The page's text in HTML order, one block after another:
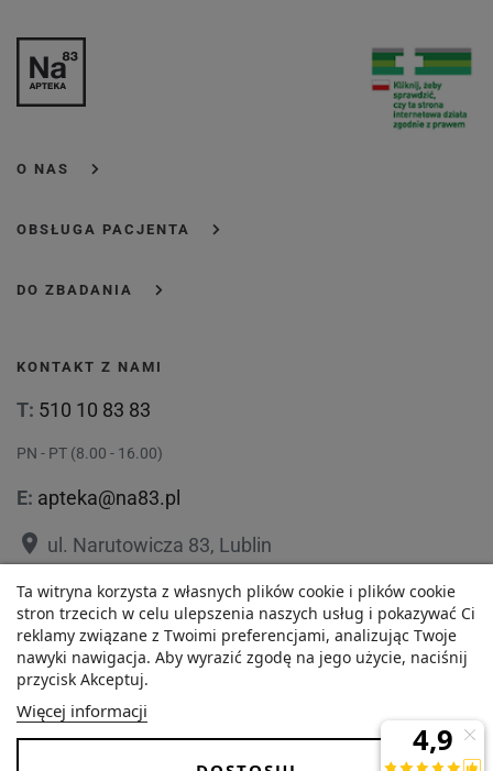
15,52 zł
- +
O NAS
OBSŁUGA PACJENTA
DO ZBADANIA
KONTAKT Z NAMI
T: 510 10 83 83
PN - PT (8.00 - 16.00)
E: apteka@na83.pl
place ul. Narutowicza 83, Lublin
placeul. 1 Maja 36, Lublin
Ta witryna korzysta z własnych plików cookie i plików cookie
stron trzecich w celu ulepszenia naszych usług i pokazywać Ci
reklamy związane z Twoimi preferencjami, analizując Twoje
nawyki nawigacja. Aby wyrazić zgodę na jego użycie, naciśnij
przycisk Akceptuj.
Więcej informacji
O nas Zezwolenie